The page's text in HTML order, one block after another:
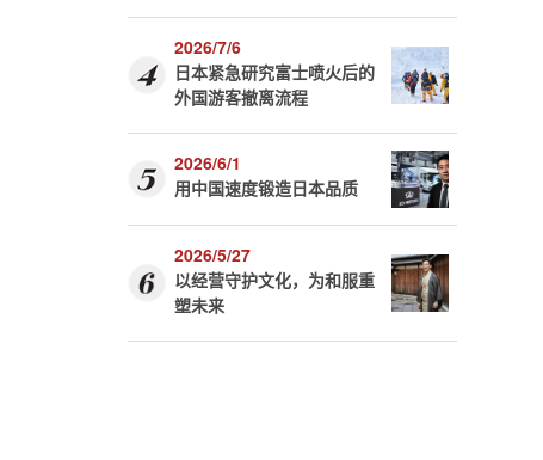
2026/7/6
日本紧急研究富士喷火后的
外国游客撤离流程
2026/6/1
用中国速度锻造日本品质
2026/5/27
以经营守护文化，为和服重
塑未来